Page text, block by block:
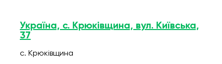
Україна, с. Крюківщина, вул. Київська,
37
с. Крюківщина